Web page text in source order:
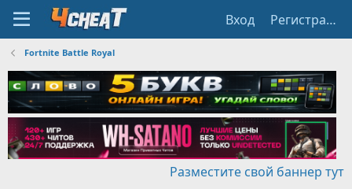
Вход Регистрация
Fortnite Battle Royal
Разместите свой баннер тут